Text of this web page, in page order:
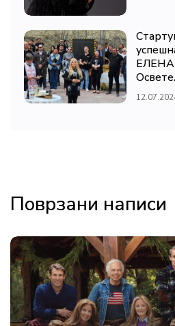
Поврзани написи